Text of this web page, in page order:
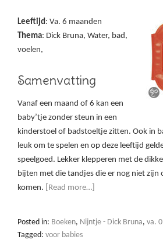
Leeftijd: Va. 6 maanden
Thema: Dick Bruna, Water, bad,
voelen,
Samenvatting
Vanaf een maand of 6 kan een
baby’tje zonder steun in een
kinderstoel of badstoeltje zitten. Ook in
leuk om te spelen en op deze leeftijd
speelgoed. Lekker klepperen met de
bijten met die tandjes die er nog niet zijn
komen.
[Read more…]
Posted in: Boeken, Nijntje - Dick Bruna, va.
Tagged: voor babies